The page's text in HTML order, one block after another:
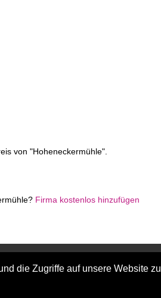
die Zugriffe auf unsere Website zu
von "Hoheneckermühle".
Firma kostenlos hinzufügen